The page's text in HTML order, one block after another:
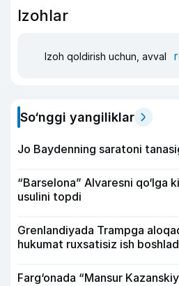
Izohlar
Izoh qoldirish uchun, avval
So‘nggi yangiliklar
Jo Baydenning saratoni
“Barselona” Alvaresni qo‘lga
usulini topdi
Grenlandiyada Trampga
hukumat ruxsatisiz ish
Farg‘onada “Mansur